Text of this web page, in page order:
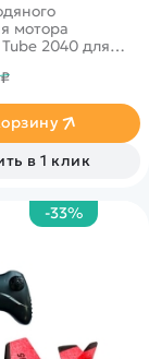
мотора
2040 для
в 1 клик
-33%